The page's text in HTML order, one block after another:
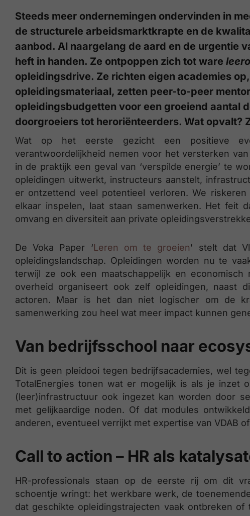
Steeds meer ondernemingen ondervinden in
de structurele arbeidsmarktkrapte en de
aanbod. Al naargelang de aard en de urgentie
heft in handen. Ze ontpoppen zich tot ware
opleidingsdrive. Ze richten eigen academies
opleidingsmateriaal, zetten peer-to-peer
opleidingsbudgetten voor een groeiend aantal
doorgroeiers tot heroriënteerders. Wat opvalt?
Wat op het eerste gezicht een positieve
verantwoordelijkheid nemen voor het versterken
in de praktijk een geval van ‘verspilde energie’ te
opleidingen uitwerkt, instructeurs aanstelt,
er ontzettend veel potentieel verloren. We
elkaar inspelen, laat staan samenwerken. Het
omvang en diversiteit aan private
De Voka Paper ‘Leren om te groeien’ stelt dat
opleidingslandschap. Opleidingen worden nu te
terwijl ze ook een maatschappelijk en
overheid organiseert ook zelf opleidingen, naast
actoren. Maar is het dan niet logischer om de
samenwerking zou heel wat meer impact kunnen
Van bedrijfsschool naar
Dit is geen pleidooi tegen bedrijfsacademies, wel
TotalEnergies tonen wat er mogelijk is als je inzet
(leer)infrastructuur ook ingezet kan worden door
met gelijkaardige noden. Of dat modules
anderen, eventueel verrijkt met expertise van VDAB
Call to action – HR als
HR-professionals staan op de eerste rij om dit
schoentje wringt: het werkbare werk, de
dat geschikte opleidingstrajecten vaak ontbreken